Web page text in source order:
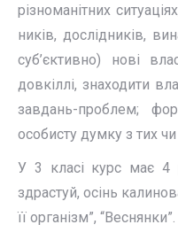
різноманітних
ників, дослідників,
суб’єктивно) нові
довкіллі, знаходити
завдань-проблем;
особисту думку з тих
У 3 класі курс має 4
здрастуй, осінь
її організм”, “Веснянки”.